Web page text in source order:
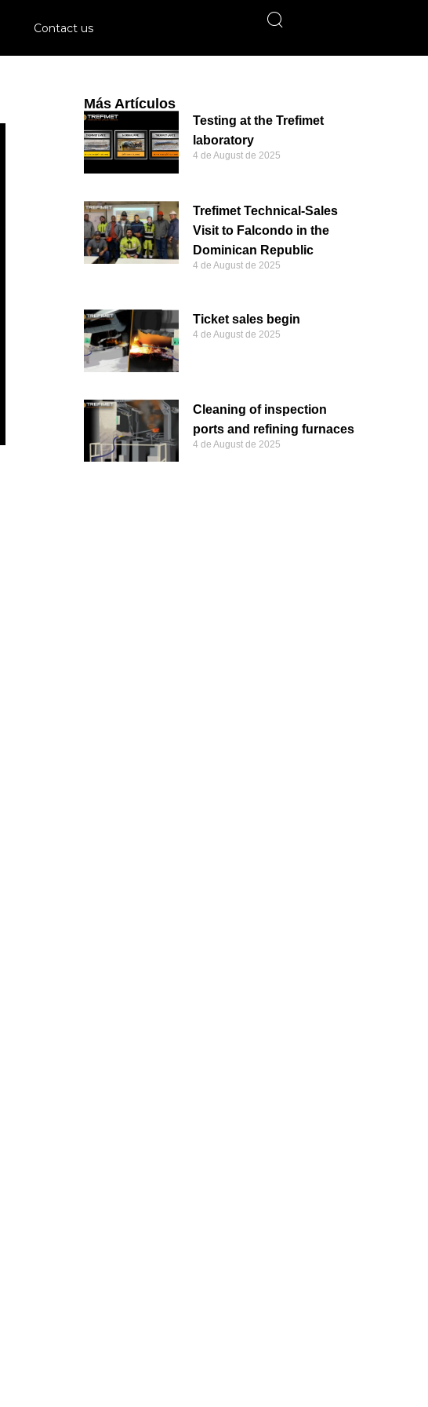
Contact us
Más Artículos
Testing at the Trefimet
laboratory
4 de August de 2025
Trefimet Technical-Sales
Visit to Falcondo in the
Dominican Republic
4 de August de 2025
Ticket sales begin
4 de August de 2025
Cleaning of inspection
ports and refining furnaces
4 de August de 2025